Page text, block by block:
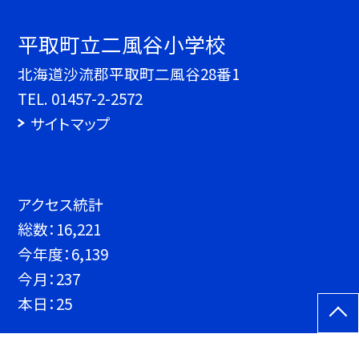
平取町立二風谷小学校
北海道沙流郡平取町二風谷28番1
TEL. 01457-2-2572
サイトマップ
アクセス統計
総数： 16,221
今年度：6,139
今月：237
本日：25